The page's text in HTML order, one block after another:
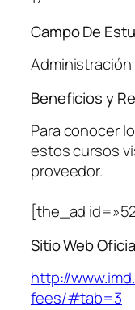
Campo De
Beneficios y
Para conocer
estos cursos
proveedor.
[the_ad
Sitio Web
http://
fees/#tab=3